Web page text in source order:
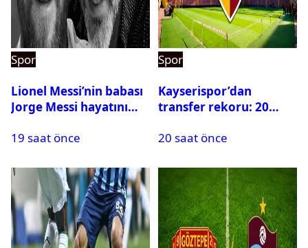
Spor
Lionel Messi’nin babası
Jorge Messi hayatını
19 saat önce
Spor
Kayserispor’dan
transfer rekoru: 20
20 saat önce